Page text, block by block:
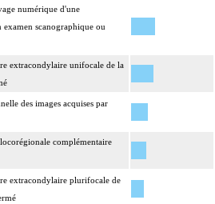
numérique d'une
scanographique ou
extracondylaire unifocale de la
des images acquises par
complémentaire
extracondylaire plurifocale de